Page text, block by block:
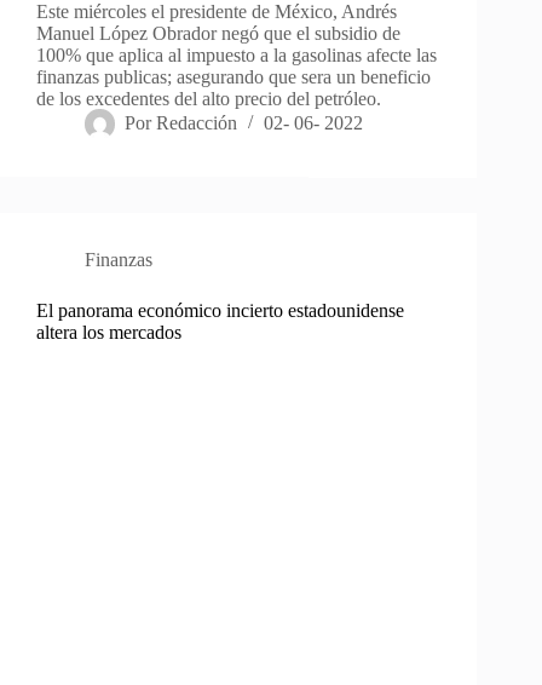
Este miércoles el presidente de México, Andrés
Manuel López Obrador negó que el subsidio de
100% que aplica al impuesto a la gasolinas afecte las
finanzas publicas; asegurando que sera un beneficio
de los excedentes del alto precio del petróleo.
Por Redacción 02- 06- 2022
Finanzas
El panorama económico incierto estadounidense
altera los mercados